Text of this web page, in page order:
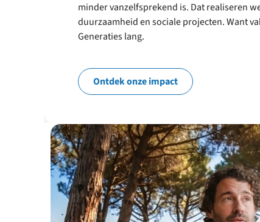
minder vanzelfsprekend is. Dat realiseren
duurzaamheid en sociale projecten. Want
Generaties lang.
Ontdek onze impact